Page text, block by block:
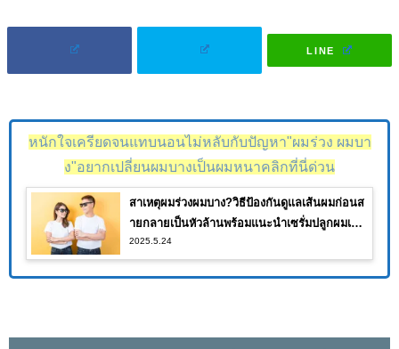
LINE
หนักใจเครียดจนแทบนอนไม่หลับกับปัญหา"ผมร่วง ผมบา
ง"อยากเปลี่ยนผมบางเป็นผมหนาคลิกที่นี่ด่วน
สาเหตุผมร่วงผมบาง?วิธีป้องกันดูแลเส้นผมก่อนส
ายกลายเป็นหัวล้านพร้อมแนะนำเซรั่มปลูกผมเห็น
ผลจนคุณต้องอึ้ง!!
2025.5.24